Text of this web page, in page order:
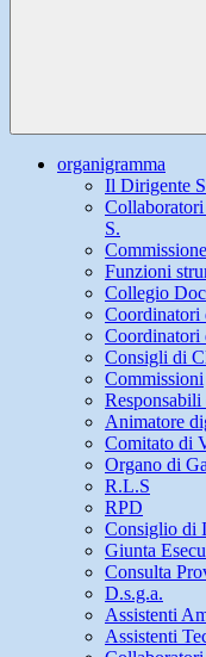
organigramma
Il Dirigente
S.
Funzioni
Collegio
Coordinatori
Coordinatori
Consigli di
Commissioni
Animatore
Comitato di
Organo di
R.L.S
RPD
Consiglio di
Giunta
Consulta
D.s.g.a.
Assistenti
Assistenti